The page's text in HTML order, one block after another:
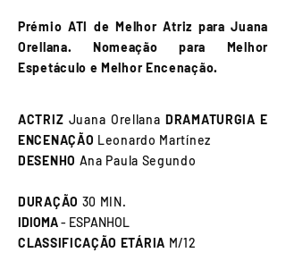
Prémio ATI de Melhor Atriz para Juana
Orellana. Nomeação para Melhor
Espetáculo e Melhor Encenação.
ACTRIZ Juana OrellanaDRAMATURGIA E
ENCENAÇÃO Leonardo Martínez
DESENHO Ana Paula Segundo
DURAÇÃO 30 MIN.
IDIOMA- ESPANHOL
CLASSIFICAÇÃO ETÁRIA M/12